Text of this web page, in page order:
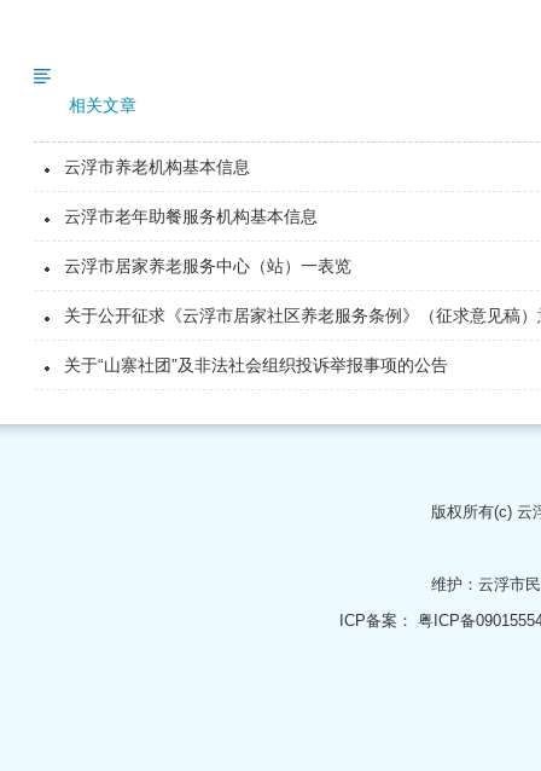
相关文章
云浮市养老机构基本信息
云浮市老年助餐服务机构基本信息
云浮市居家养老服务中心（站）一表览
关于公开征求《云浮市居家社区养老服务条例》（征求意见稿
关于“山寨社团”及非法社会组织投诉举报事项的公告
版权所有(c) 云
维护：云浮市
ICP备案： 粤ICP备